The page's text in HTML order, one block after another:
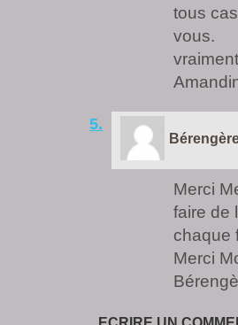
tous
vous.
5.
Merci
faire de
chaque
Merci